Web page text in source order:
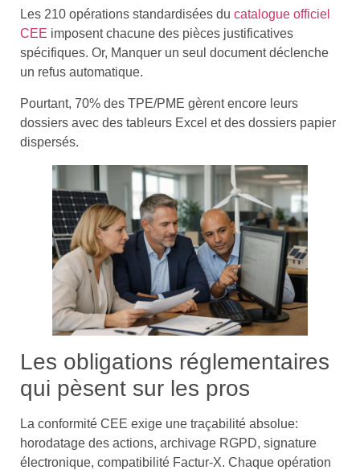
Les 210 opérations standardisées du catalogue officiel
CEE imposent chacune des pièces justificatives
spécifiques. Or, Manquer un seul document déclenche
un refus automatique.
Pourtant, 70% des TPE/PME gèrent encore leurs
dossiers avec des tableurs Excel et des dossiers papier
dispersés.
Les obligations réglementaires
qui pèsent sur les pros
La conformité CEE exige une traçabilité absolue:
horodatage des actions, archivage RGPD, signature
électronique, compatibilité Factur-X. Chaque opération